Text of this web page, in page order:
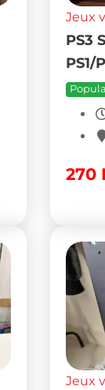
Jeux
PS3
PS1/
270
Jeux